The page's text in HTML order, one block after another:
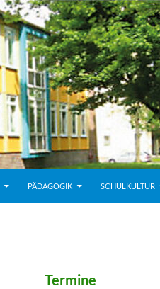
PÄDAGOGIK SCHULKULTUR
Termine